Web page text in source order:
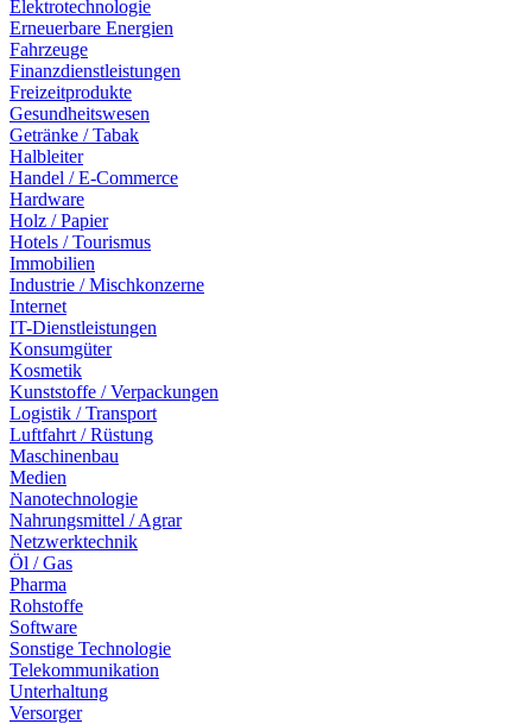
Elektrotechnologie
Erneuerbare Energien
Fahrzeuge
Finanzdienstleistungen
Freizeitprodukte
Gesundheitswesen
Getränke / Tabak
Halbleiter
Handel / E-Commerce
Hardware
Holz / Papier
Hotels / Tourismus
Immobilien
Industrie / Mischkonzerne
Internet
IT-Dienstleistungen
Konsumgüter
Kosmetik
Kunststoffe / Verpackungen
Logistik / Transport
Luftfahrt / Rüstung
Maschinenbau
Medien
Nanotechnologie
Nahrungsmittel / Agrar
Netzwerktechnik
Öl / Gas
Pharma
Rohstoffe
Software
Sonstige Technologie
Telekommunikation
Unterhaltung
Versorger